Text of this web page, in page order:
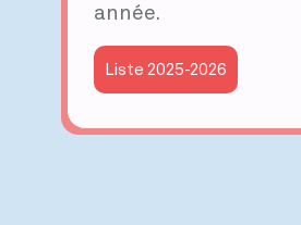
année.
Liste 2025-2026